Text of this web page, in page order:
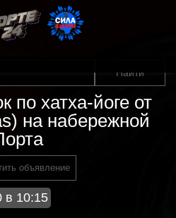
по хатха-йоге от
на набережной
объявление
в 10:15